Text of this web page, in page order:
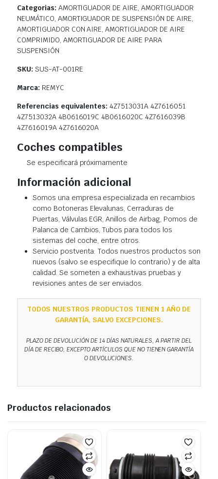
Categorias: AMORTIGUADOR DE AIRE, AMORTIGUADOR
NEUMÁTICO, AMORTIGUADOR DE SUSPENSIÓN DE AIRE,
AMORTIGUADOR CON AIRE, AMORTIGUADOR DE AIRE
COMPRIMIDO, AMORTIGUADOR DE AIRE PARA
SUSPENSIÓN
SKU: SUS-AT-001RE
Marca: REMYC
Referencias equivalentes:4Z7513031A 4Z7616051
4Z7513032A 4B0616019C 4B0616020C 4Z7616039B
4Z7616019A 4Z7616020A
Coches compatibles
Se especificará próximamente
Información adicional
Somos una empresa especializada en recambios
como Botoneras Elevalunas, Cerraduras de
Puertas, Válvulas EGR, Anillos de Airbag, Pomos de
Palanca de Cambios, Tubos para todos los
sistemas del coche, entre otros.
Servicio postventa: Todos nuestros productos son
nuevos (salvo se especifique lo contrario) y de alta
calidad. Se someten a exhaustivas pruebas y
revisiones antes de ser enviados.
TODOS NUESTROS PRODUCTOS TIENEN 1 AÑO DE
GARANTÍA, SALVO EXCEPCIONES.
PLAZO DE DEVOLUCIÓN DE 14 DÍAS NATURALES, A PARTIR DEL
DÍA DE RECIBO, EXCEPTO ARTÍCULOS QUE NO TIENEN GARANTÍA
O DEVOLUCIONES.
Productos relacionados